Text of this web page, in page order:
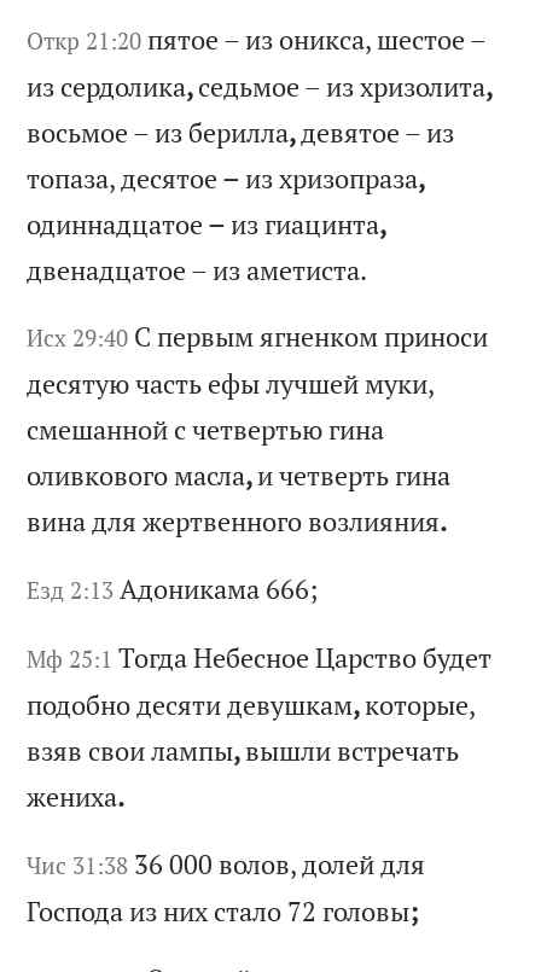
Откр 21:20 пятое – из оникса, шестое –
из сердолика,седьмое – изхризолита,
восьмое – из берилла, девятое – из
топаза, десятое – изхризопраза,
одиннадцатое – из гиацинта,
двенадцатое – из аметиста.
Исх 29:40 С первымягненком приноси
десятуючасть ефылучшеймуки,
смешанной счетвертью гина
оливковогомасла,ичетверть гина
винадля жертвенного возлияния.
Езд 2:13 Адоникама 666;
Мф 25:1 ТогдаНебесное Царство будет
подобнодесятидевушкам,которые,
взяв своилампы,вышли встречать
жениха.
Чис 31:38 36 000 волов,долейдля
Господа из нихстало 72 головы;